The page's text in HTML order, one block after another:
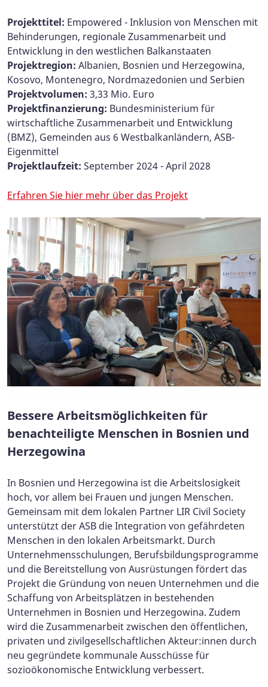
Projekttitel: Empowered - Inklusion von Menschen mit
Behinderungen, regionale Zusammenarbeit und
Entwicklung in den westlichen Balkanstaaten
Projektregion: Albanien, Bosnien und Herzegowina,
Kosovo, Montenegro, Nordmazedonien und Serbien​​​​​​​​​​​​​​
Projektvolumen: 3,33 Mio. Euro​​​​​​​
Projektfinanzierung: Bundesministerium für
wirtschaftliche Zusammenarbeit und Entwicklung
(BMZ), Gemeinden aus 6 Westbalkanländern, ASB-
Eigenmittel​​​​​​​​​​​​​​
Projektlaufzeit: September 2024 - April 2028
Erfahren Sie hier mehr über das Projekt
Bessere Arbeitsmöglichkeiten für
benachteiligte Menschen in Bosnien und
Herzegowina
In Bosnien und Herzegowina ist die Arbeitslosigkeit
hoch, vor allem bei Frauen und jungen Menschen.
Gemeinsam mit dem lokalen Partner LIR Civil Society
unterstützt der ASB die Integration von gefährdeten
Menschen in den lokalen Arbeitsmarkt. Durch
Unternehmensschulungen, Berufsbildungsprogramme
und die Bereitstellung von Ausrüstungen fördert das
Projekt die Gründung von neuen Unternehmen und die
Schaffung von Arbeitsplätzen in bestehenden
Unternehmen in Bosnien und Herzegowina. Zudem
wird die Zusammenarbeit zwischen den öffentlichen,
privaten und zivilgesellschaftlichen Akteur:innen durch
neu gegründete kommunale Ausschüsse für
sozioökonomische Entwicklung verbessert.